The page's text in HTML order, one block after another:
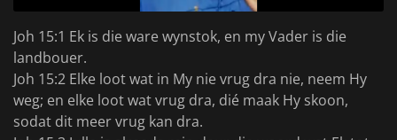
Joh 15:1 Ek is die ware wynstok, en my Vader is die
landbouer.
Joh 15:2 Elke loot wat in My nie vrug dra nie, neem Hy
weg; en elke loot wat vrug dra, dié maak Hy skoon,
sodat dit meer vrug kan dra.